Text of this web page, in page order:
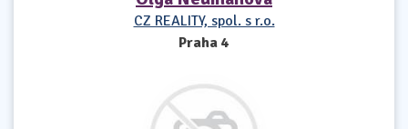
CZ REALITY, spol. s r.o.
Praha 4